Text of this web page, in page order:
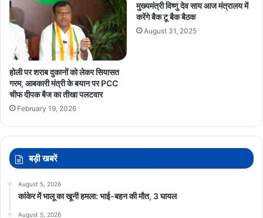
होली पर शराब दुकानों को लेकर सियासत
गरम, आबकारी मंत्री के बयान पर PCC
चीफ दीपक बैज का तीखा पलटवार
February 19, 2026
मुख्यमंत्री विष्णु देव साय आज मंत्रालय में
करेंगे बैक टू बैक बैठक
August 31, 2025
बड़ी खबरें
August 5, 2026
कांकेर में भालू का खूनी हमला: भाई-बहन की मौत, 3 घायल
August 5, 2026